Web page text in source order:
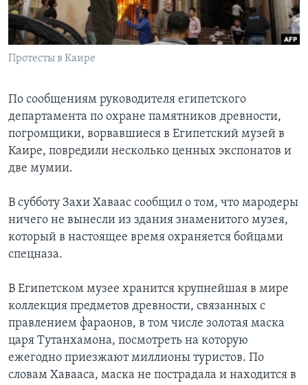
Learning English
СОЦИАЛЬНЫЕ СЕТИ
Языки
Протесты в Каире
По сообщениям руководителя египетского
департамента по охране памятников древности,
погромщики, ворвавшиеся в Египетский музей в
Каире, повредили несколько ценных экспонатов и
две мумии.
В субботу Захи Хаваас сообщил о том, что мародеры
ничего не вынесли из здания знаменитого музея,
который в настоящее время охраняется бойцами
спецназа.
В Египетском музее хранится крупнейшая в мире
коллекция предметов древности, связанных с
правлением фараонов, в том числе золотая маска
царя Тутанхамона, посмотреть на которую
ежегодно приезжают миллионы туристов. По
словам Хавааса, маска не пострадала и находится в